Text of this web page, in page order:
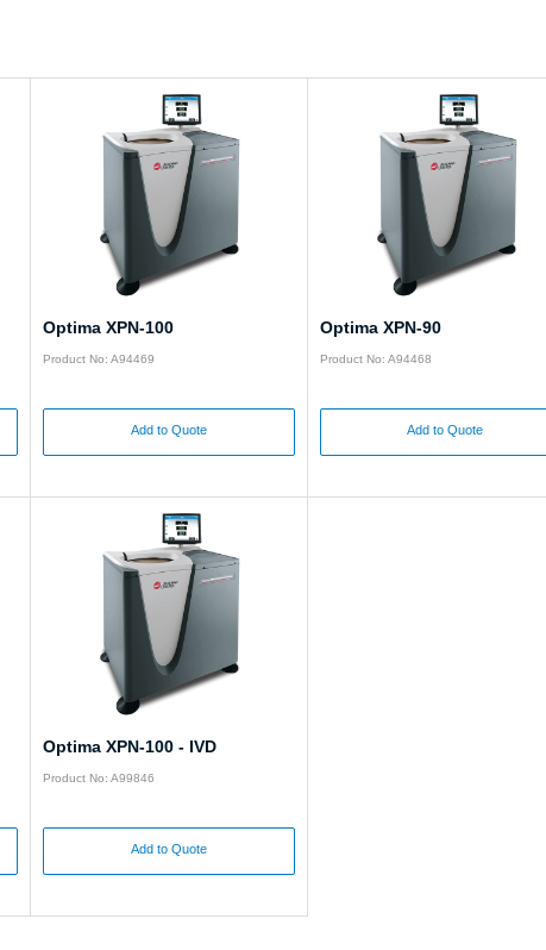
Optima XPN-100
Product No: A94469
Add to Quote
Optima XPN-90
Product No: A94468
Add to Quote
Optima XPN-100 - IVD
Product No: A99846
Add to Quote